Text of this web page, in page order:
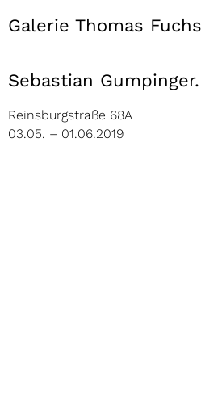
Galerie Thomas Fuchs
Sebastian
Reinsburgstraße 68A
03.05. – 01.06.2019